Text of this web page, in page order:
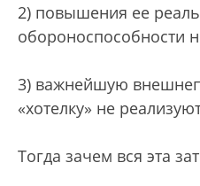
2) повышения ее
обороноспособности
3) важнейшую
«хотелку» не
Тогда зачем вся эта